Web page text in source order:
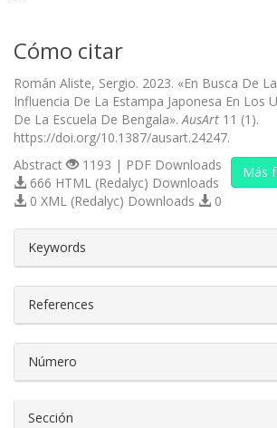
Cómo citar
Román Aliste, Sergio. 2023. «En Busca De
Influencia De La Estampa Japonesa En Los
De La Escuela De Bengala».AusArt 11 (1).
https://doi.org/10.1387/ausart.24247.
Más
Abstract
1193 | PDF Downloads
666 HTML (Redalyc) Downloads
0 XML (Redalyc) Downloads
0
Keywords
References
Número
Sección